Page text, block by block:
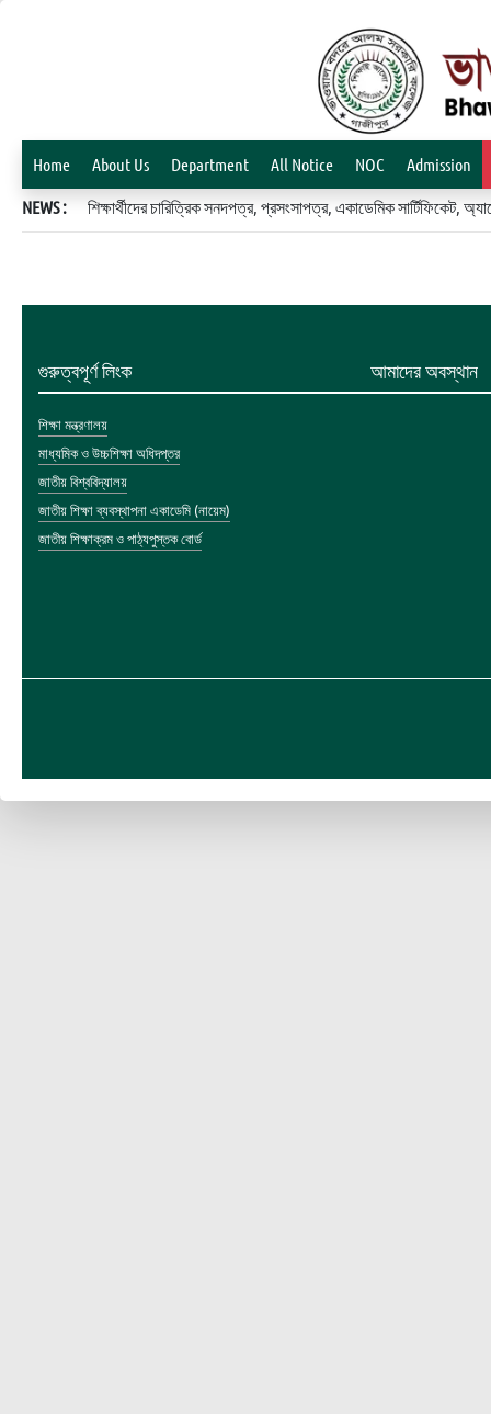
Home About Us Department All Notice NOC Admission
NEWS : শিক্ষার্থীদের চারিত্রিক সনদপত্র, প্রসংসাপত্র, একাডেমিক
গুরুত্বপূর্ণ লিংক
শিক্ষা মন্ত্রণালয়
মাধ্যমিক ও উচ্চশিক্ষা অধিদপ্তর
জাতীয় বিশ্ববিদ্যালয়
জাতীয় শিক্ষা ব্যবস্থাপনা একাডেমি (নায়েম)
জাতীয় শিক্ষাক্রম ও পাঠ্যপুস্তক বোর্ড
আমাদের অবস্থান